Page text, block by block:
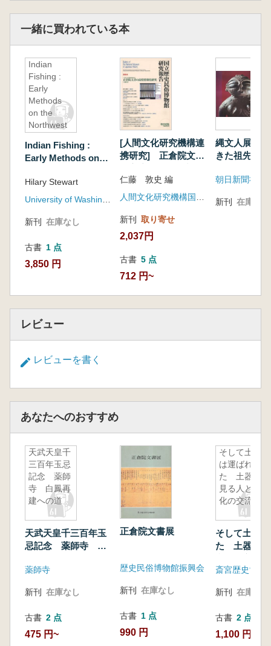
一緒に買われている本
Indian
Fishing :
Early
Methods
on the
Northwest
Indian Fishing :
Early Methods on
Coast
Hilary Stewart
新刊 在庫なし
古書 1 点
3,850 円
[人間文化研究機構連
携研究] 正倉院文書
仁藤 敦史 編
人間文化研究機構国立歴史民俗博物館
新刊 取り寄せ
2,037円
古書 5 点
712 円~
縄文人展 自
きた祖先の姿
朝日新聞社
新刊 在庫なし
レビュー
レビューを書く
あなたへのおすすめ
天武天皇千
三百年玉忌
記念 薬師
寺 白鳳再
建への道
天武天皇千三百年玉
忌記念 薬師寺 白
薬師寺
新刊 在庫なし
古書 2 点
475 円~
正倉院文書展
歴史民俗博物館振興会
新刊 在庫なし
古書 1 点
990 円
そして土器
は運ばれ
た 土器に
見る人と文
化の交流
そして土器
た 土器に見
斎宮歴史博物
新刊 在庫なし
古書 2 点
1,100 円~